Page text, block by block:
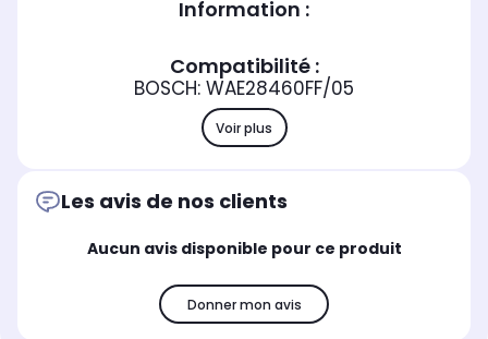
Information :
Compatibilité :
BOSCH: WAE28460FF/05
Voir plus
Les avis de nos clients
Aucun avis disponible pour ce produit
Donner mon avis